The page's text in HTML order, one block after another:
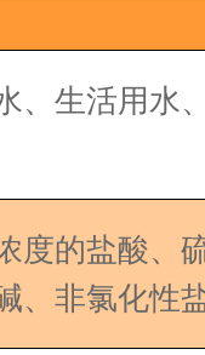
、生活用水
度的盐酸、
、非氯化性